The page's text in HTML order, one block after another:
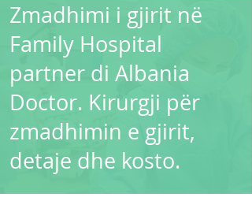
Zmadhimi i gjirit në
Family Hospital
partner di Albania
Doctor. Kirurgji për
zmadhimin e gjirit,
detaje dhe kosto.